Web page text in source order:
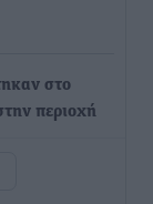
στο
περιοχή